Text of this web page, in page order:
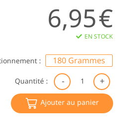
6,95€
EN STOCK
: 180 Grammes
Quantité :
Ajouter au panier